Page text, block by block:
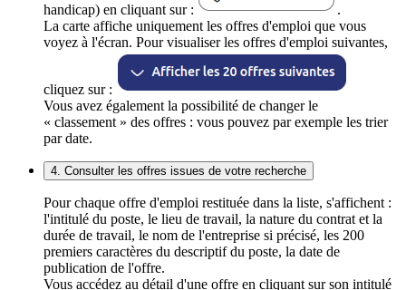
handicap) en cliquant sur :
.
La carte affiche uniquement les offres d'emploi que vous
voyez à l'écran. Pour visualiser les offres d'emploi suivantes,
cliquez sur :
Vous avez également la possibilité de changer le
« classement » des offres : vous pouvez par exemple les trier
par date.
4. Consulter les offres issues de votre recherche
Pour chaque offre d'emploi restituée dans la liste, s'affichent :
l'intitulé du poste, le lieu de travail, la nature du contrat et la
durée de travail, le nom de l'entreprise si précisé, les 200
premiers caractères du descriptif du poste, la date de
publication de l'offre.
Vous accédez au détail d'une offre en cliquant sur son intitulé